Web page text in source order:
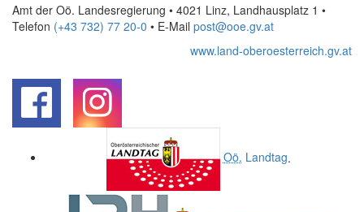
Amt der Oö. Landesregierung • 4021 Linz, Landhausplatz 1 •
Telefon (+43 732) 77 20-0 • E-Mail post@ooe.gv.at
www.land-oberoesterreich.gv.at
Oö. Landtag.